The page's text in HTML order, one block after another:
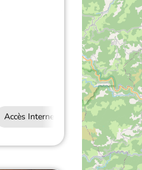
Accès Internet Wifi Restauration